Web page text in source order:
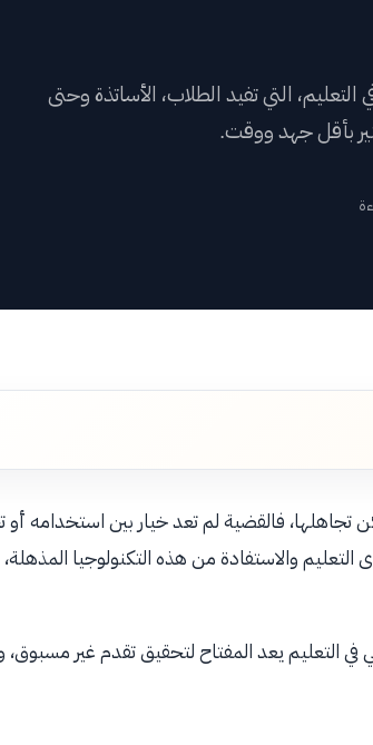
شهادات العملاء
التي تفيد الطلاب، الأساتذة وحتى
بأقل جهد ووقت.
تجاهلها، فالقضية لم تعد خيار بين استخدامه أو
والاستفادة من هذه التكنولوجيا المذهلة،
التعليم يعد المفتاح لتحقيق تقدم غير مسبوق،